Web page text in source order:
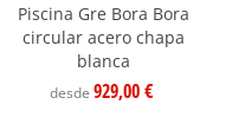
Piscina Gre Bora Bora
circular acero chapa
blanca
desde 929,00 €